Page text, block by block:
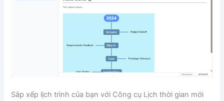
Sắp xếp lịch trình của bạn với Công cụ Lịch thời gian mới